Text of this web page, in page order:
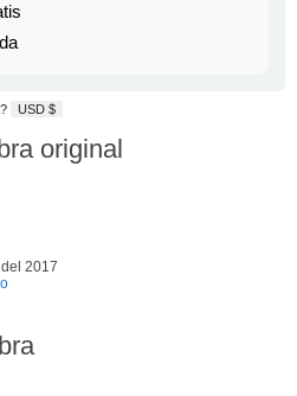
USD $
original
2017